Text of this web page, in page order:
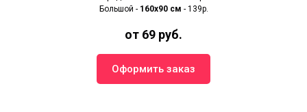
Большой - 160х90 см - 139р.
от 69 руб.
Оформить заказ